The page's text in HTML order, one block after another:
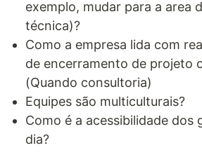
exemplo, mudar para a area
técnica)?
Como a empresa lida com
de encerramento de projeto
(Quando consultoria)
Equipes são multiculturais?
Como é a acessibilidade dos
dia?